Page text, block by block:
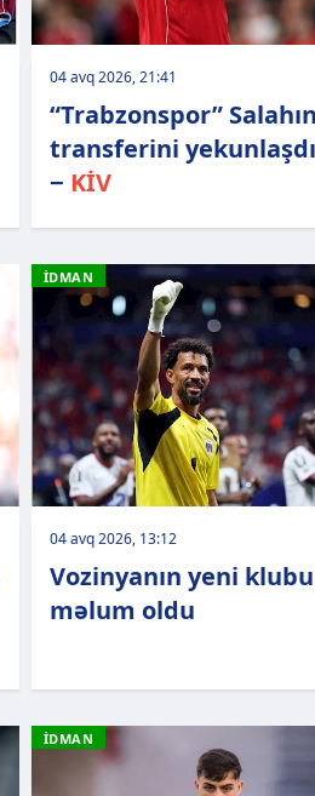
04 avq 2026, 21:41
“Trabzonspor” Salahın
transferini
− KİV
İDMAN
04 avq 2026, 13:12
Vozinyanın yeni klubu
məlum oldu
İDMAN